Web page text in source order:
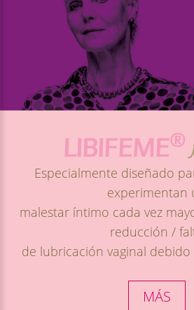
LIBIFEME®
Especialmente diseñado
experimentan
malestar íntimo cada vez
reducción /
de lubricación vaginal
MÁS